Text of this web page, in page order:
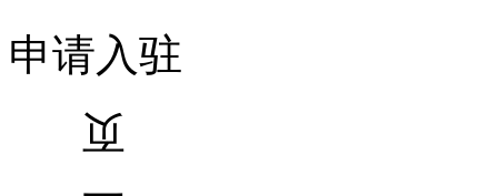
申请入驻